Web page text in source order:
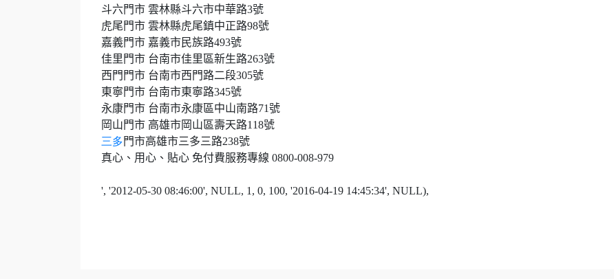
斗六門市 雲林縣斗六市中華路3號
虎尾門市 雲林縣虎尾鎮中正路98號
嘉義門市 嘉義市民族路493號
佳里門市 台南市佳里區新生路263號
西門門市 台南市西門路二段305號
東寧門市 台南市東寧路345號
永康門市 台南市永康區中山南路71號
岡山門市 高雄市岡山區壽天路118號
三多門市高雄市三多三路238號
真心、用心、貼心 免付費服務專線 0800-008-979
', '2012-05-30 08:46:00', NULL, 1, 0, 100, '2016-04-19 14:45:34', NULL),